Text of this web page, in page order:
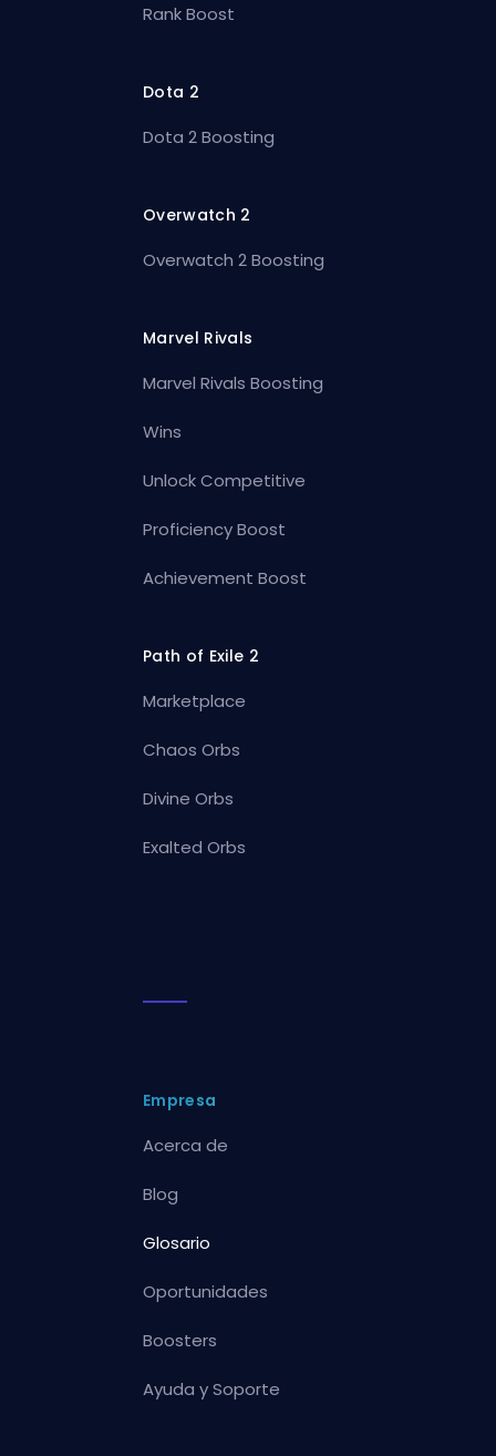
Rank Boost
Dota 2
Dota 2 Boosting
Overwatch 2
Overwatch 2 Boosting
Marvel Rivals
Marvel Rivals Boosting
Wins
Unlock Competitive
Proficiency Boost
Achievement Boost
Path of Exile 2
Marketplace
Chaos Orbs
Divine Orbs
Exalted Orbs
Empresa
Acerca de
Blog
Glosario
Oportunidades
Boosters
Ayuda y Soporte